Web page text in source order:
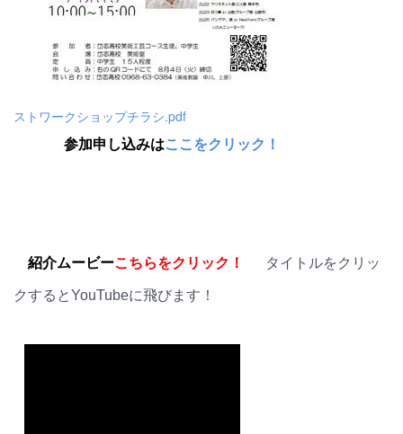
ストワークショップチラシ.pdf
参加申し込みはここをクリック！
紹介ムービーこちらをクリック！ タイトルをクリッ
クするとYouTubeに飛びます！